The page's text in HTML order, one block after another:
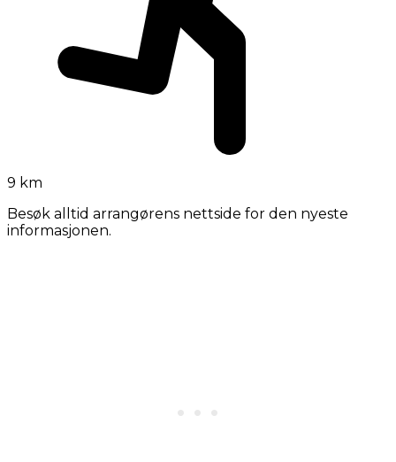
9 km
Besøk alltid arrangørens nettside for den nyeste
informasjonen.